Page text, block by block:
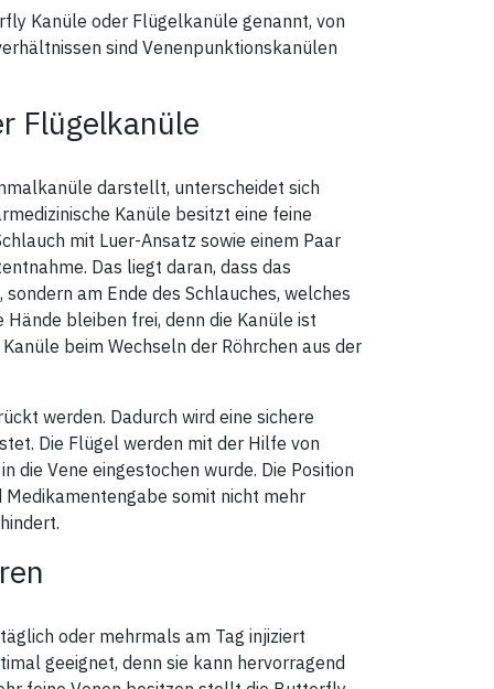
Kanüle oder Flügelkanüle genannt, von
sind Venenpunktionskanülen
Flügelkanüle
darstellt, unterscheidet sich
Kanüle besitzt eine feine
mit Luer-Ansatz sowie einem Paar
Das liegt daran, dass das
am Ende des Schlauches, welches
bleiben frei, denn die Kanüle ist
beim Wechseln der Röhrchen aus der
werden. Dadurch wird eine sichere
Die Flügel werden mit der Hilfe von
die Vene eingestochen wurde. Die Position
somit nicht mehr
oder mehrmals am Tag injiziert
geeignet, denn sie kann hervorragend